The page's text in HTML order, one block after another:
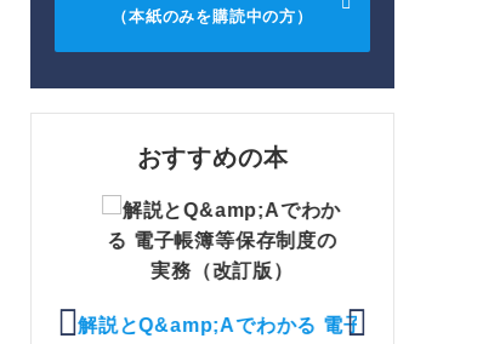
（本紙のみを購読中の方）
おすすめの本
解説とQ&amp;Aでわかる 電子No.44）